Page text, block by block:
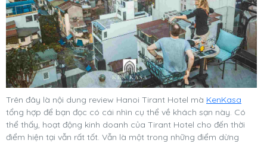
Trên đây là nội dung review Hanoi Tirant Hotel mà KenKasa
tổng hợp để bạn đọc có cái nhìn cụ thể về khách sạn này. Có
thể thấy, hoạt động kinh doanh của Tirant Hotel cho đến thời
điểm hiện tại vẫn rất tốt. Vẫn là một trong những điểm dừng